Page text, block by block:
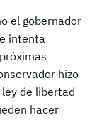
el gobernador
intenta
hizo
ley de libertad
hacer